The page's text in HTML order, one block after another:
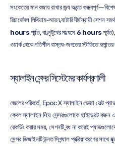
সংকেতের মান বজায় রাখার জন্য অত্যন্ত
রিচার্জেবল লিথিয়াম-আয়ন ব্যাটারি দীর্ঘস্থায়ী সেশন
hours পর্যন্ত, বা ব্লুটুথের মাধ্যমে 6 hours
ওয়ার্ক থেকে গতিশীল বাস্তব-জগতের স্টাডিতে
স্যালাইন সেন্সর সিস্টেমের কার্যপ্রণালী
জেলের পরিবর্তে, Epoc X স্যালাইন ভেজা ফেল্ট
কেবল স্যালাইন দিয়ে সেন্সরগুলোকে হাইড্রেট করুন
রেকর্ডিং করার সময়, সেশনটি বন্ধ না করেই
সেন্সর ডিজাইনটি উন্নত সিগন্যাল প্রক্রিয়াকরণের